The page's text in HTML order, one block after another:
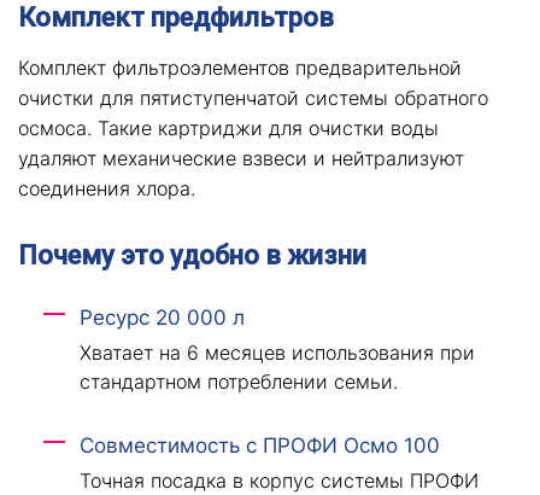
Комплект предфильтров
Комплект фильтроэлементов предварительной
очистки для пятиступенчатой системы обратного
осмоса. Такие картриджи для очистки воды
удаляют механические взвеси и нейтрализуют
соединения хлора.
Почему это удобно в жизни
Ресурс 20 000 л
Хватает на 6 месяцев использования при
стандартном потреблении семьи.
Совместимость с ПРОФИ Осмо 100
Точная посадка в корпус системы ПРОФИ